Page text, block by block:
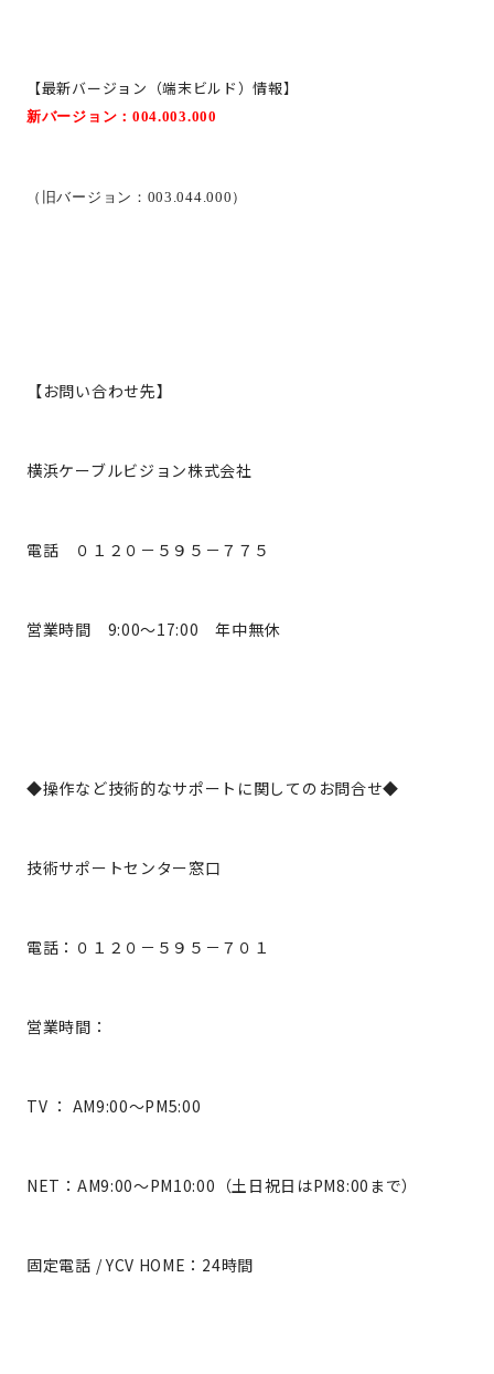
【最新バージョン（端末ビルド）情報】
新バージョン： 004.003.000
（旧バージョン： 003.044.000）
【お問い合わせ先】
横浜ケーブルビジョン株式会社
電話 ０１２０－５９５－７７５
営業時間 9:00～17:00 年中無休
◆操作など技術的なサポートに関してのお問合せ◆
技術サポートセンター窓口
電話：０１２０－５９５－７０１
営業時間：
TV ： AM9:00～PM5:00
NET：AM9:00～PM10:00（土日祝日はPM8:00まで）
固定電話 / YCV HOME：24時間